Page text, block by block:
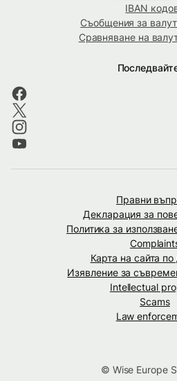
IBAN
Съобщения за
Сравняване на
Правни
Декларация за
Политика за
Карта на сайта
Изявление за
Intellectual
Scams
Law
© Wise Europe